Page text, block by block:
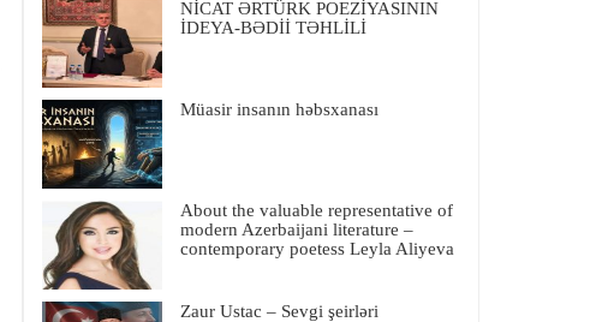
NİCAT ƏRTÜRK POEZİYASININ
İDEYA-BƏDİİ TƏHLİLİ
Müasir insanın həbsxanası
About the valuable representative of
modern Azerbaijani literature –
contemporary poetess Leyla Aliyeva
Zaur Ustac – Sevgi şeirləri